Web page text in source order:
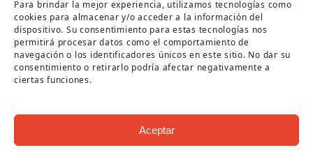
Para brindar la mejor experiencia, utilizamos tecnologías como
cookies para almacenar y/o acceder a la información del
dispositivo. Su consentimiento para estas tecnologías nos
permitirá procesar datos como el comportamiento de
navegación o los identificadores únicos en este sitio. No dar su
consentimiento o retirarlo podría afectar negativamente a
ciertas funciones.
Aceptar
Página cofinanciada por la Diputación de Córdoba